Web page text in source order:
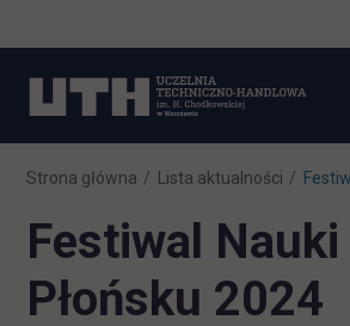
Strona główna Lista aktualności
Festiwal
Płońsku 2024